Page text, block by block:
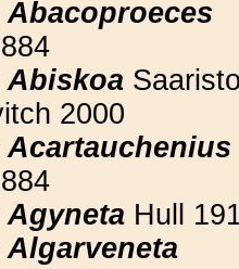
Abacoproeces
Abiskoa
2000
Acartauchenius
Agyneta Hull
Algarveneta